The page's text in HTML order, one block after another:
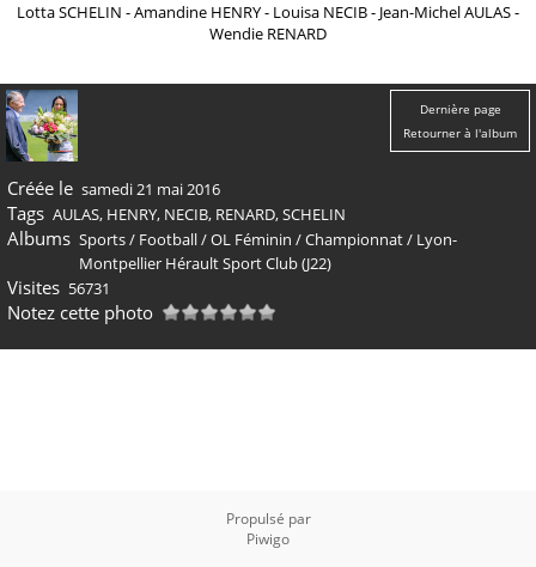
Lotta SCHELIN - Amandine HENRY - Louisa NECIB - Jean-Michel AULAS -
Wendie RENARD
Dernière page
Retourner à l'album
Créée le samedi 21 mai 2016
Tags AULAS, HENRY, NECIB, RENARD,SCHELIN
Albums Sports/ Football/OL Féminin /Championnat/ Lyon-
Montpellier Hérault Sport Club (J22)
Visites 56731
Notez cette photo
Propulsé par
Piwigo